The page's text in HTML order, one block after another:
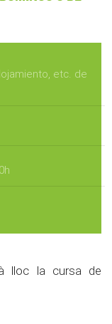
etc. de
lloc la cursa de